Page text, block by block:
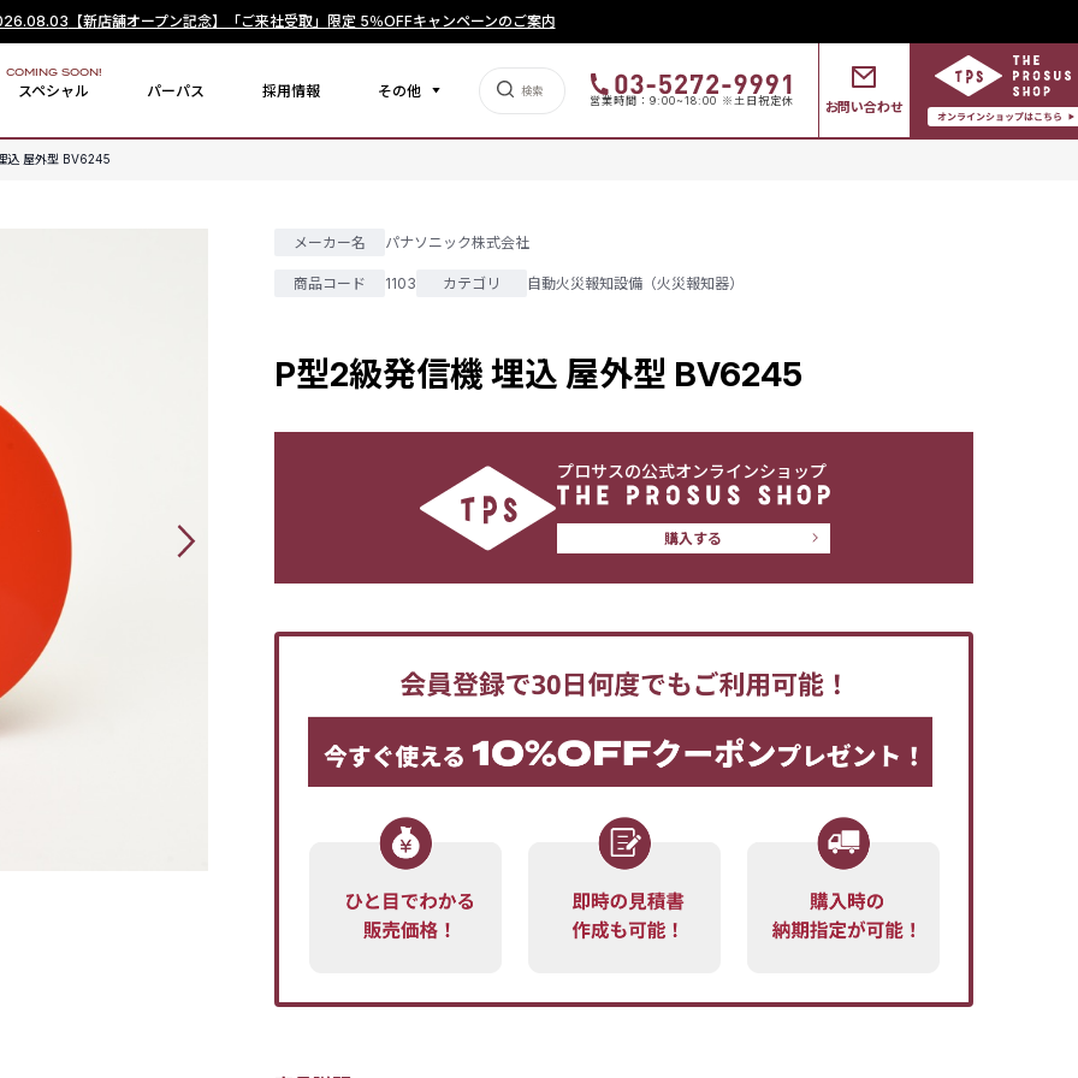
【新店舗オープン記念】「ご来社受取」限定 5％OFFキャンペーンのご案内
スペシャル
COMING SOON!
パーパス 採用情報 その他
営業時間：9:00~18:00 ※土日祝定休 お問い合わせ
込 屋外型 BV6245
メーカー名 パナソニック株式会社
商品コード 1103 カテゴリ 自動火災報知設備（火災報知器）
P型2級発信機 埋込 屋外型 BV6245
プロサスの公式オンラインショップ
購入する